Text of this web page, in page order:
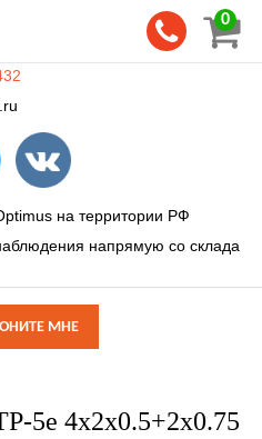
0
на территории РФ
напрямую со склада
МНЕ
5e 4x2x0.5+2x0.75